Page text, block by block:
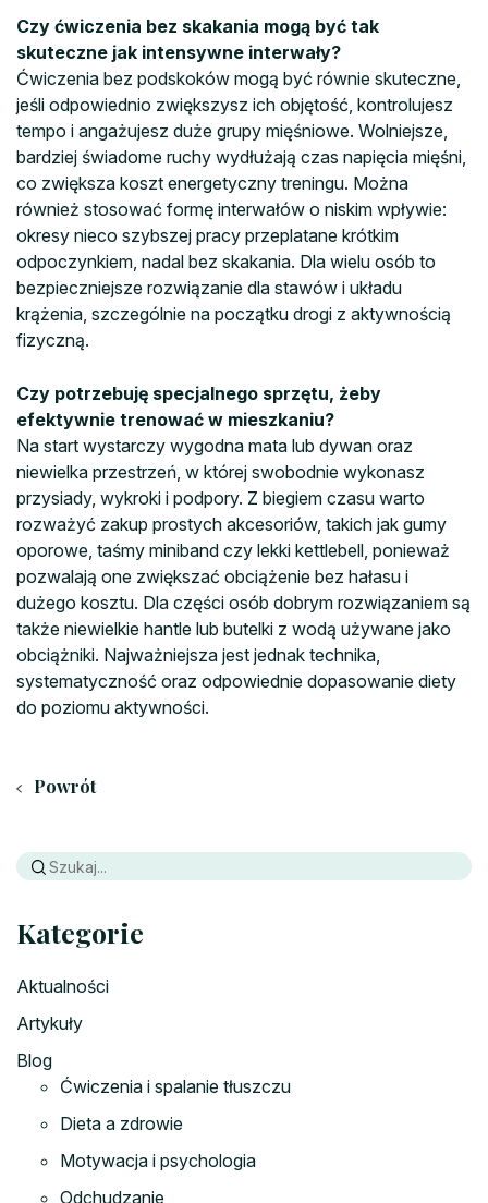
Czy ćwiczenia bez skakania mogą być tak
skuteczne jak intensywne interwały?
Ćwiczenia bez podskoków mogą być równie skuteczne,
jeśli odpowiednio zwiększysz ich objętość, kontrolujesz
tempo i angażujesz duże grupy mięśniowe. Wolniejsze,
bardziej świadome ruchy wydłużają czas napięcia mięśni,
co zwiększa koszt energetyczny treningu. Można
również stosować formę interwałów o niskim wpływie:
okresy nieco szybszej pracy przeplatane krótkim
odpoczynkiem, nadal bez skakania. Dla wielu osób to
bezpieczniejsze rozwiązanie dla stawów i układu
krążenia, szczególnie na początku drogi z aktywnością
fizyczną.
Czy potrzebuję specjalnego sprzętu, żeby
efektywnie trenować w mieszkaniu?
Na start wystarczy wygodna mata lub dywan oraz
niewielka przestrzeń, w której swobodnie wykonasz
przysiady, wykroki i podpory. Z biegiem czasu warto
rozważyć zakup prostych akcesoriów, takich jak gumy
oporowe, taśmy miniband czy lekki kettlebell, ponieważ
pozwalają one zwiększać obciążenie bez hałasu i
dużego kosztu. Dla części osób dobrym rozwiązaniem są
także niewielkie hantle lub butelki z wodą używane jako
obciążniki. Najważniejsza jest jednak technika,
systematyczność oraz odpowiednie dopasowanie diety
do poziomu aktywności.
Powrót
Kategorie
Aktualności
Artykuły
Blog
Ćwiczenia i spalanie tłuszczu
Dieta a zdrowie
Motywacja i psychologia
Odchudzanie